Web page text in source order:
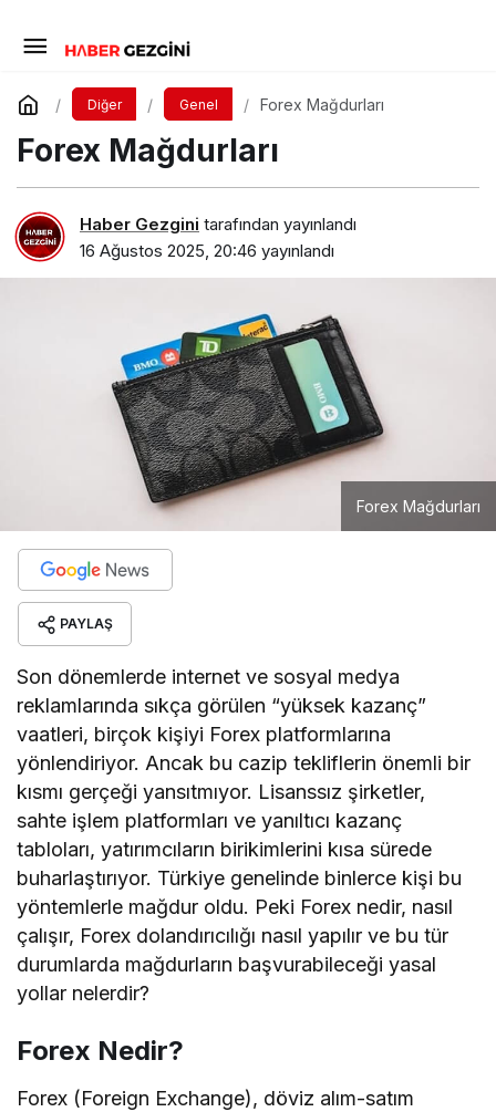
Diğer Genel Forex Mağdurları
Forex Mağdurları
Haber Gezgini tarafından yayınlandı
16 Ağustos 2025, 20:46 yayınlandı
Forex Mağdurları
PAYLAŞ
Son dönemlerde internet ve sosyal medya
reklamlarında sıkça görülen “yüksek kazanç”
vaatleri, birçok kişiyi Forex platformlarına
yönlendiriyor. Ancak bu cazip tekliflerin önemli bir
kısmı gerçeği yansıtmıyor. Lisanssız şirketler,
sahte işlem platformları ve yanıltıcı kazanç
tabloları, yatırımcıların birikimlerini kısa sürede
buharlaştırıyor. Türkiye genelinde binlerce kişi bu
yöntemlerle mağdur oldu. Peki Forex nedir, nasıl
çalışır, Forex dolandırıcılığı nasıl yapılır ve bu tür
durumlarda mağdurların başvurabileceği yasal
yollar nelerdir?
Forex Nedir?
Forex (Foreign Exchange), döviz alım-satım